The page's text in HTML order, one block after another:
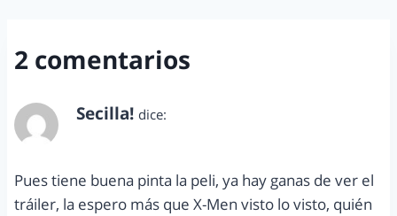
2 comentarios
Secilla! dice:
Pues tiene buena pinta la peli, ya hay ganas de ver el
tráiler, la espero más que X-Men visto lo visto, quién